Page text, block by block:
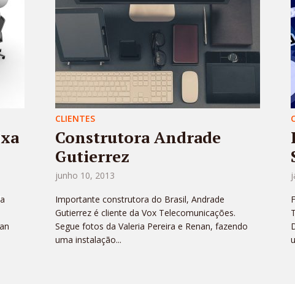
CLIENTES
Construtora Andrade
Gutierrez
junho 10, 2013
Importante construtora do Brasil, Andrade
Gutierrez é cliente da Vox Telecomunicações.
Segue fotos da Valeria Pereira e Renan, fazendo
uma instalação...